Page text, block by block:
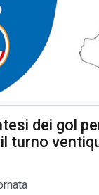
dei gol
turno